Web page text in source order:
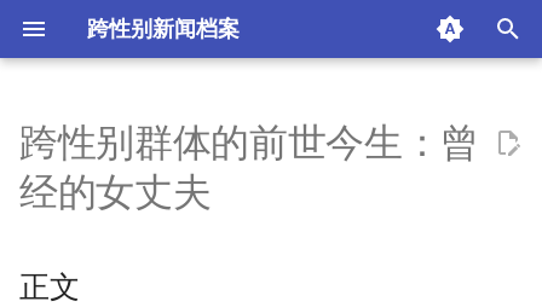
跨性别新闻档案
n
i
t
a
正文
附加信息 [Processed Page
跨性别群体的前世今生：曾
经的女丈夫
正文